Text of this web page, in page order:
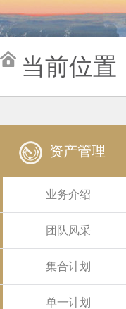
当前位置
资产管理
业务介绍
团队风采
集合计划
单一计划